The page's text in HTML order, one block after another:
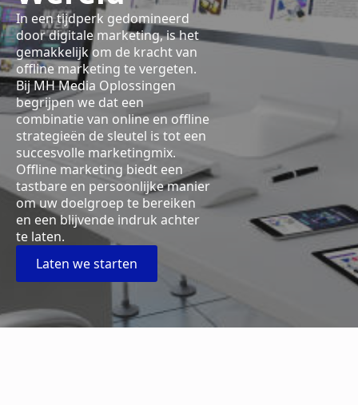
In een tijdperk gedomineerd
door digitale marketing, is het
gemakkelijk om de kracht van
offline marketing te vergeten.
Bij MH Media Oplossingen
begrijpen we dat een
combinatie van online en offline
strategieën de sleutel is tot een
succesvolle marketingmix.
Offline marketing biedt een
tastbare en persoonlijke manier
om uw doelgroep te bereiken
en een blijvende indruk achter
te laten.
Laten we starten